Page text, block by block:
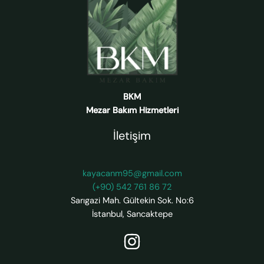
BKM
Mezar Bakım Hizmetleri
İletişim
kayacanm95@gmail.com
(+90) 542 761 86 72
Sarıgazi Mah. Gültekin Sok. No:6
İstanbul, Sancaktepe